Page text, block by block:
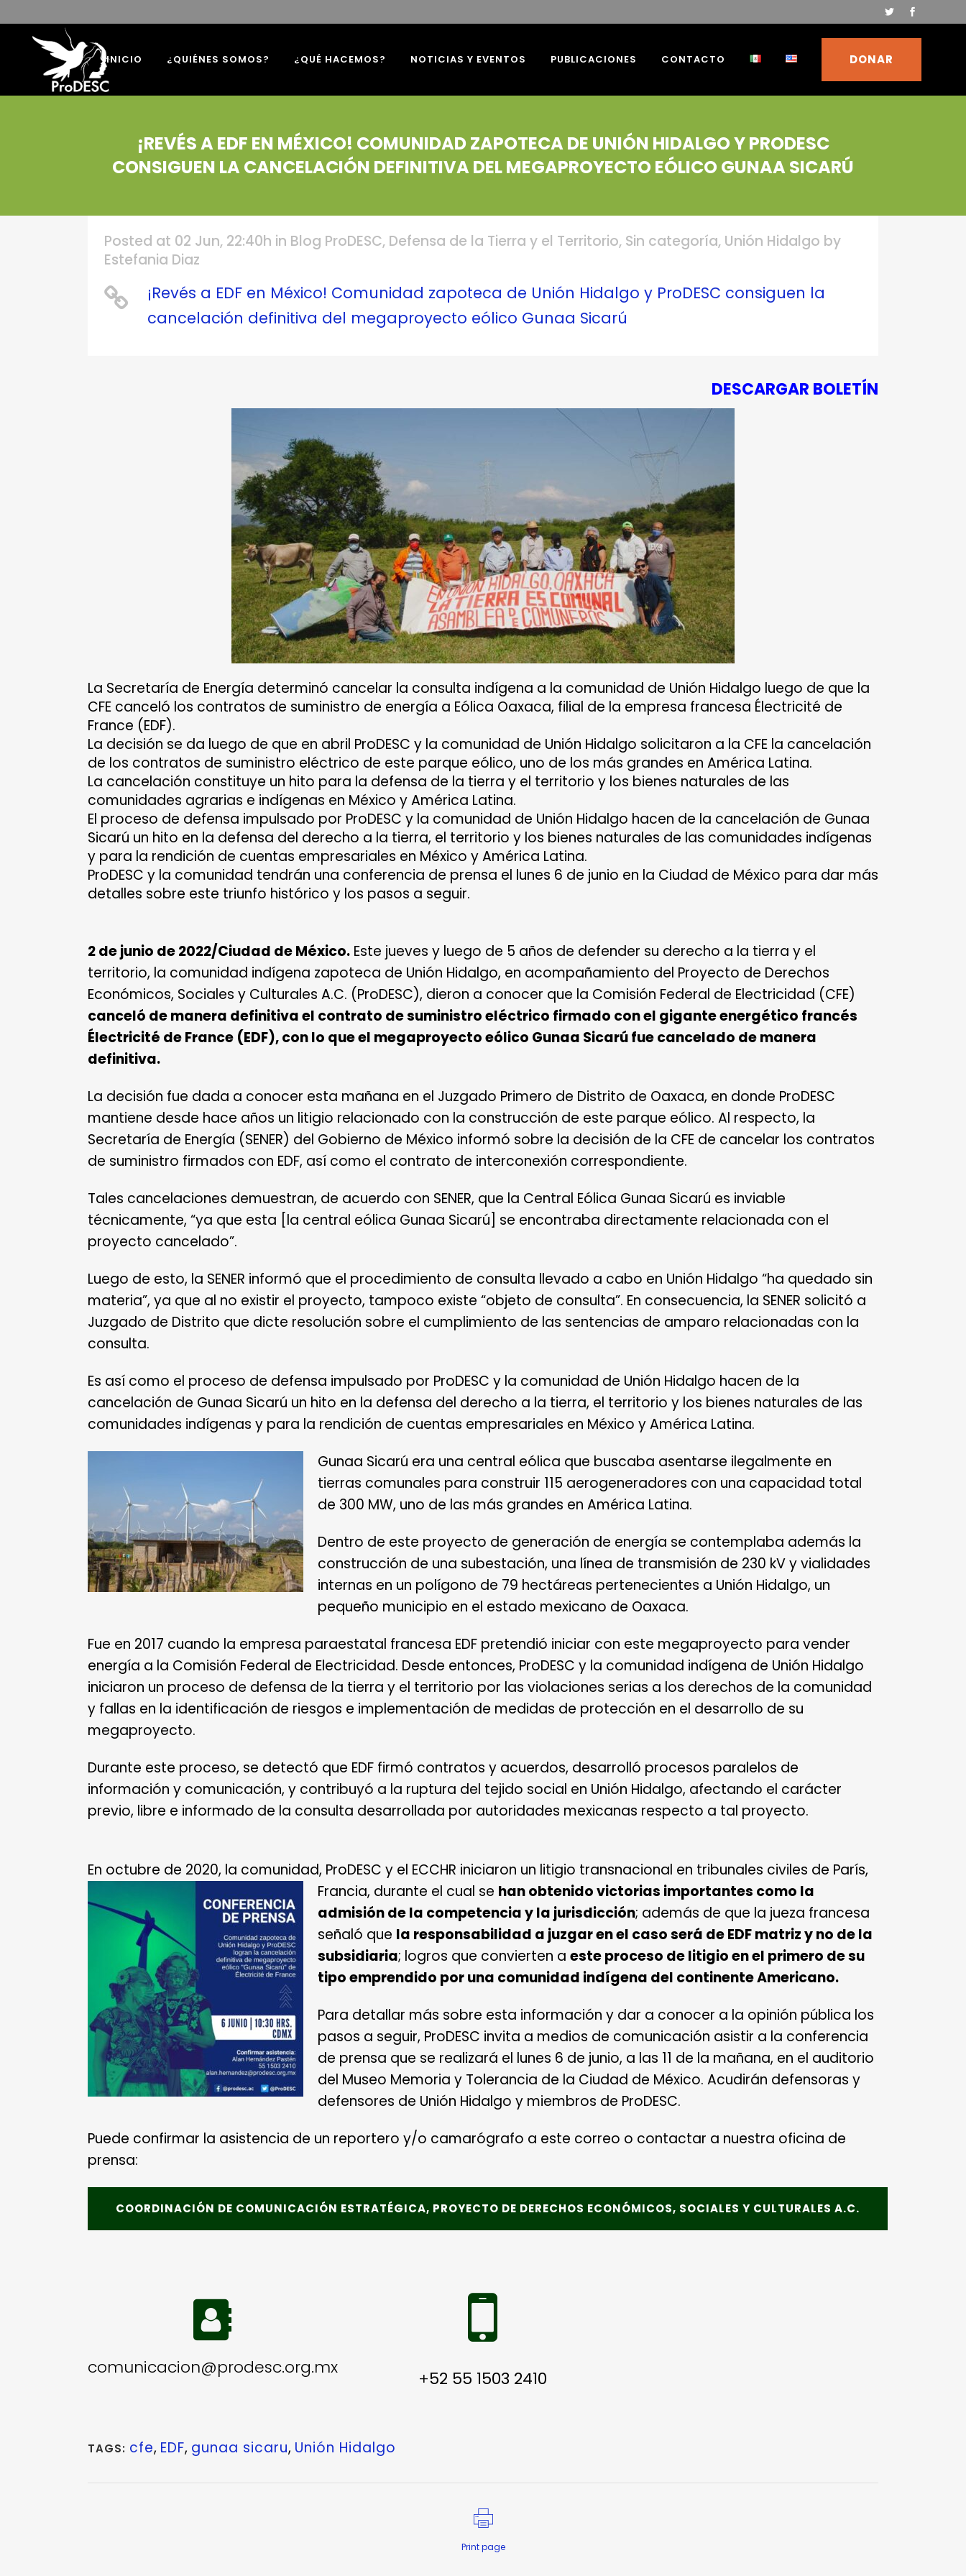
DONAR
INICIO ¿QUIÉNES SOMOS? ¿QUÉ HACEMOS? NOTICIAS Y EVENTOS PUBLICACIONES CONTACTO
¡REVÉS A EDF EN MÉXICO! COMUNIDAD ZAPOTECA DE UNIÓN HIDALGO Y PRODESC
CONSIGUEN LA CANCELACIÓN DEFINITIVA DEL MEGAPROYECTO EÓLICO GUNAA SICARÚ
Posted at 02 Jun, 22:40h in Blog ProDESC, Defensa de la Tierra y el Territorio, Sin categoría, Unión Hidalgo by
Estefania Diaz
¡Revés a EDF en México! Comunidad zapoteca de Unión Hidalgo y ProDESC consiguen la
cancelación definitiva del megaproyecto eólico Gunaa Sicarú
DESCARGAR BOLETÍN
La Secretaría de Energía determinó cancelar la consulta indígena a la comunidad de Unión Hidalgo luego de que la
CFE canceló los contratos de suministro de energía a Eólica Oaxaca, filial de la empresa francesa Électricité de
France (EDF).
La decisión se da luego de que en abril ProDESC y la comunidad de Unión Hidalgo solicitaron a la CFE la cancelación
de los contratos de suministro eléctrico de este parque eólico, uno de los más grandes en América Latina.
La cancelación constituye un hito para la defensa de la tierra y el territorio y los bienes naturales de las
comunidades agrarias e indígenas en México y América Latina.
El proceso de defensa impulsado por ProDESC y la comunidad de Unión Hidalgo hacen de la cancelación de Gunaa
Sicarú un hito en la defensa del derecho a la tierra, el territorio y los bienes naturales de las comunidades indígenas
y para la rendición de cuentas empresariales en México y América Latina.
ProDESC y la comunidad tendrán una conferencia de prensa el lunes 6 de junio en la Ciudad de México para dar más
detalles sobre este triunfo histórico y los pasos a seguir.
2 de junio de 2022/Ciudad de México. Este jueves y luego de 5 años de defender su derecho a la tierra y el
territorio, la comunidad indígena zapoteca de Unión Hidalgo, en acompañamiento del Proyecto de Derechos
Económicos, Sociales y Culturales A.C. (ProDESC), dieron a conocer que la Comisión Federal de Electricidad (CFE)
canceló de manera definitiva el contrato de suministro eléctrico firmado con el gigante energético francés
Électricité de France (EDF), con lo que el megaproyecto eólico Gunaa Sicarú fue cancelado de manera
definitiva.
La decisión fue dada a conocer esta mañana en el Juzgado Primero de Distrito de Oaxaca, en donde ProDESC
mantiene desde hace años un litigio relacionado con la construcción de este parque eólico. Al respecto, la
Secretaría de Energía (SENER) del Gobierno de México informó sobre la decisión de la CFE de cancelar los contratos
de suministro firmados con EDF, así como el contrato de interconexión correspondiente.
Tales cancelaciones demuestran, de acuerdo con SENER, que la Central Eólica Gunaa Sicarú es inviable
técnicamente, “ya que esta [la central eólica Gunaa Sicarú] se encontraba directamente relacionada con el
proyecto cancelado”.
Luego de esto, la SENER informó que el procedimiento de consulta llevado a cabo en Unión Hidalgo “ha quedado sin
materia”, ya que al no existir el proyecto, tampoco existe “objeto de consulta”. En consecuencia, la SENER solicitó a
Juzgado de Distrito que dicte resolución sobre el cumplimiento de las sentencias de amparo relacionadas con la
consulta.
Es así como el proceso de defensa impulsado por ProDESC y la comunidad de Unión Hidalgo hacen de la
cancelación de Gunaa Sicarú un hito en la defensa del derecho a la tierra, el territorio y los bienes naturales de las
comunidades indígenas y para la rendición de cuentas empresariales en México y América Latina.
Gunaa Sicarú era una central eólica que buscaba asentarse ilegalmente en
tierras comunales para construir 115 aerogeneradores con una capacidad total
de 300 MW, uno de las más grandes en América Latina.
Dentro de este proyecto de generación de energía se contemplaba además la
construcción de una subestación, una línea de transmisión de 230 kV y vialidades
internas en un polígono de 79 hectáreas pertenecientes a Unión Hidalgo, un
pequeño municipio en el estado mexicano de Oaxaca.
Fue en 2017 cuando la empresa paraestatal francesa EDF pretendió iniciar con este megaproyecto para vender
energía a la Comisión Federal de Electricidad. Desde entonces, ProDESC y la comunidad indígena de Unión Hidalgo
iniciaron un proceso de defensa de la tierra y el territorio por las violaciones serias a los derechos de la comunidad
y fallas en la identificación de riesgos e implementación de medidas de protección en el desarrollo de su
megaproyecto.
Durante este proceso, se detectó que EDF firmó contratos y acuerdos, desarrolló procesos paralelos de
información y comunicación, y contribuyó a la ruptura del tejido social en Unión Hidalgo, afectando el carácter
previo, libre e informado de la consulta desarrollada por autoridades mexicanas respecto a tal proyecto.
En octubre de 2020, la comunidad, ProDESC y el ECCHR iniciaron un litigio transnacional en tribunales civiles de París,
Francia, durante el cual se han obtenido victorias importantes como la
admisión de la competencia y la jurisdicción; además de que la jueza francesa
señaló que la responsabilidad a juzgar en el caso será de EDF matriz y no de la
subsidiaria; logros que convierten a este proceso de litigio en el primero de su
tipo emprendido por una comunidad indígena del continente Americano.
Para detallar más sobre esta información y dar a conocer a la opinión pública los
pasos a seguir, ProDESC invita a medios de comunicación asistir a la conferencia
de prensa que se realizará el lunes 6 de junio, a las 11 de la mañana, en el auditorio
del Museo Memoria y Tolerancia de la Ciudad de México. Acudirán defensoras y
defensores de Unión Hidalgo y miembros de ProDESC.
Puede confirmar la asistencia de un reportero y/o camarógrafo a este correo o contactar a nuestra oficina de
prensa:
COORDINACIÓN DE COMUNICACIÓN ESTRATÉGICA, PROYECTO DE DERECHOS ECONÓMICOS, SOCIALES Y CULTURALES A.C.
comunicacion@prodesc.org.mx
+52 55 1503 2410
TAGS: cfe, EDF, gunaa sicaru, Unión Hidalgo
Print page